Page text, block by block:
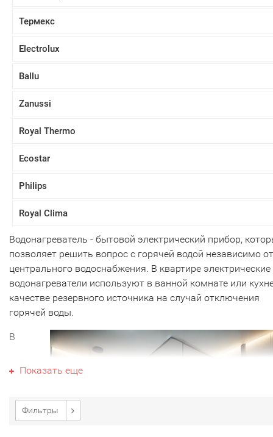
Термекс
Electrolux
Ballu
Zanussi
Royal Thermo
Ecostar
Philips
Royal Clima
Водонагреватель - бытовой электрический прибор,
позволяет решить вопрос с горячей водой независимо от
центрального водоснабжения. В квартире электрические
водонагреватели используют в ванной комнате или
качестве резервного источника на случай отключения
горячей воды.
В
Показать еще
Фильтры